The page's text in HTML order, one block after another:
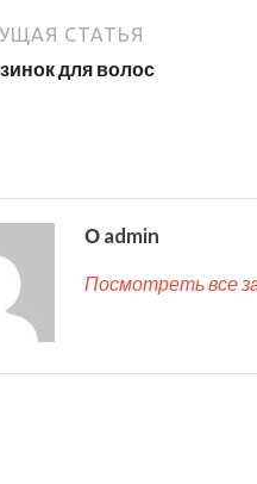
СТАТЬЯ
для волос
О admin
Посмотреть все